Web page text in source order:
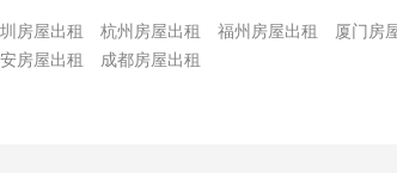
房屋出租 杭州房屋出租 福州房屋出租 厦门房
房屋出租 成都房屋出租